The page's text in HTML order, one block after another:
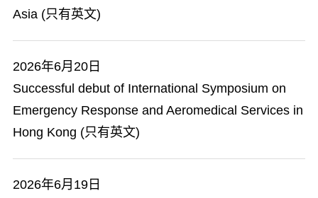
Asia (只有英文)
2026年6月20日
Successful debut of International Symposium on
Emergency Response and Aeromedical Services in
Hong Kong (只有英文)
2026年6月19日